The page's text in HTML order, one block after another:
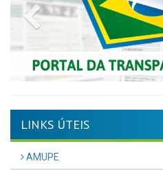
Previous
LINKS ÚTEIS
AMUPE